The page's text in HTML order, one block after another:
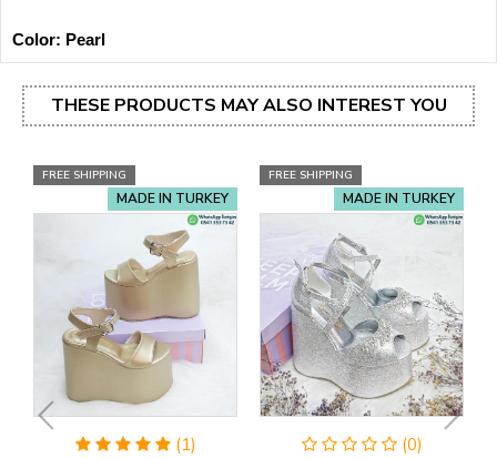
Color: Pearl
THESE PRODUCTS MAY ALSO INTEREST YOU
FREE SHIPPING
MADE IN TURKEY
(1)
FREE SHIPPING
MADE IN TURKEY
(0)